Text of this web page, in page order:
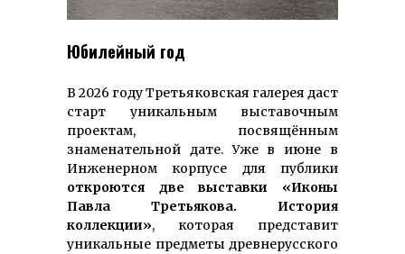
Юбилейный год
В 2026 году Третьяковская галерея даст
старт уникальным выставочным
проектам, посвящённым
знаменательной дате. Уже в июне в
Инженерном корпусе для публики
откроются две выставки «Иконы
Павла Третьякова. История
коллекции», которая представит
уникальные предметы древнерусского